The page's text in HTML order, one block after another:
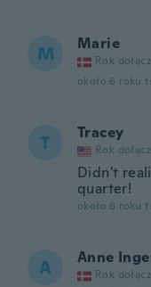
M Marie
Rok
około 6 roku
T Tracey
Rok
Didn't
quarter!
około 6 roku
A Anne
Rok